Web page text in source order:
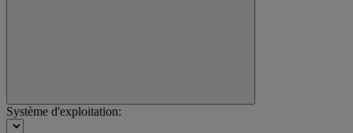
Système d'exploitation: